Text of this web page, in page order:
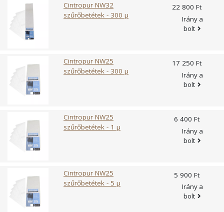
Cintropur NW32
szűrőbetétek - 300 µ
22 800 Ft
Irány a
bolt
Cintropur NW25
szűrőbetétek - 300 µ
17 250 Ft
Irány a
bolt
Cintropur NW25
szűrőbetétek - 1 µ
6 400 Ft
Irány a
bolt
Cintropur NW25
szűrőbetétek - 5 µ
5 900 Ft
Irány a
bolt